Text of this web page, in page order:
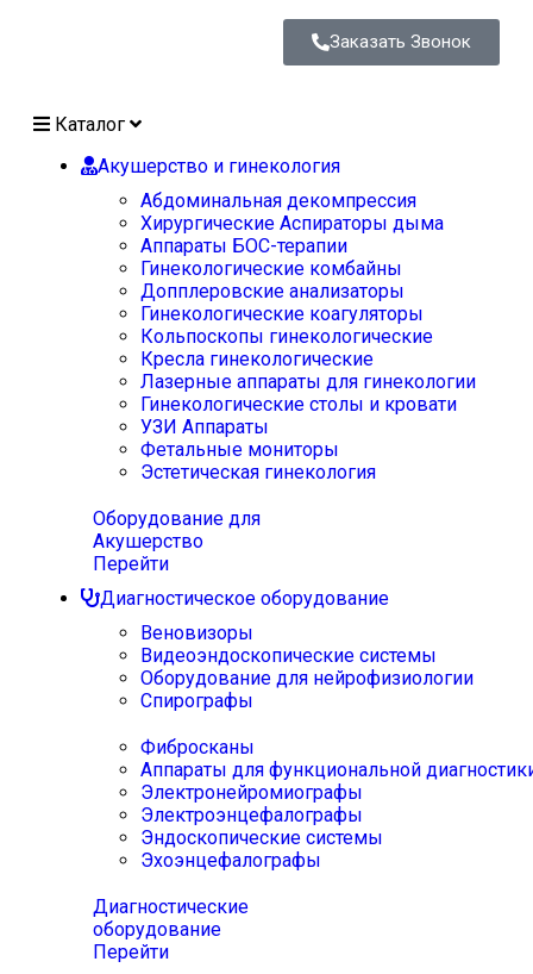
Заказать Звонок
Каталог
Акушерство и гинекология
Абдоминальная декомпрессия
Хирургические Аспираторы дыма
Аппараты БОС-терапии
Гинекологические комбайны
Допплеровские анализаторы
Гинекологические коагуляторы
Кольпоскопы гинекологические
Кресла гинекологические
Лазерные аппараты для гинекологии
Гинекологические столы и кровати
УЗИ Аппараты
Фетальные мониторы
Эстетическая гинекология
Оборудование для
Акушерство
Перейти
Диагностическое оборудование
Веновизоры
Видеоэндоскопические системы
Оборудование для нейрофизиологии
Спирографы
Фибросканы
Аппараты для функциональной
Электронейромиографы
Электроэнцефалографы
Эндоскопические системы
Эхоэнцефалографы
Диагностические
оборудование
Перейти